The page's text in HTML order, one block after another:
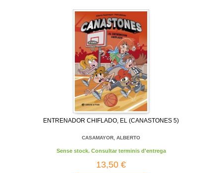
ENTRENADOR CHIFLADO, EL (CANASTONES 5)
CASAMAYOR, ALBERTO
Sense stock. Consultar terminis d'entrega
13,50 €